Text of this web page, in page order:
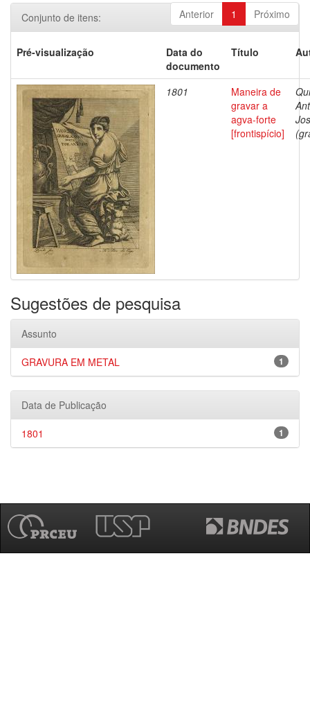
Anterior 1 Próximo
Conjunto de itens:
Pré-visualização
Data do
documento
Título
1801
Maneira de
gravar a
agva-forte
[frontispício]
Sugestões de pesquisa
Assunto
1
GRAVURA EM METAL
Data de Publicação
1
1801